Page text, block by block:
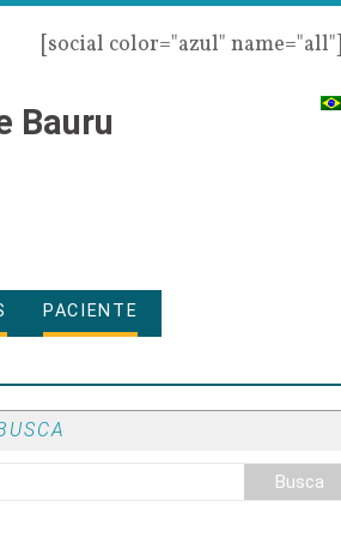
[social color="azul" name="all"]
Bauru
PACIENTE